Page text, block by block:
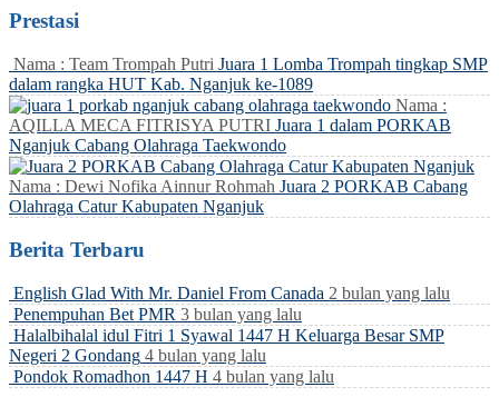
Prestasi
Nama : Team Trompah Putri Juara 1 Lomba Trompah tingkap SMP
dalam rangka HUT Kab. Nganjuk ke-1089
Nama :
AQILLA MECA FITRISYA PUTRI Juara 1 dalam PORKAB
Nganjuk Cabang Olahraga Taekwondo
Nama : Dewi Nofika Ainnur Rohmah Juara 2 PORKAB Cabang
Olahraga Catur Kabupaten Nganjuk
Berita Terbaru
English Glad With Mr. Daniel From Canada 2 bulan yang lalu
Penempuhan Bet PMR 3 bulan yang lalu
Halalbihalal idul Fitri 1 Syawal 1447 H Keluarga Besar SMP
Negeri 2 Gondang 4 bulan yang lalu
Pondok Romadhon 1447 H 4 bulan yang lalu